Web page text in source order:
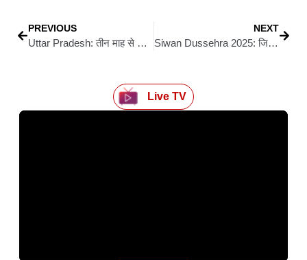
PREVIOUS
Uttar Pradesh: तीन माह से गोरखपुर अस्पताल में भर्ती ‘लावारिश’ को मिले अपने – पटना के मतौली थाना क्षेत्र का निकला निवासी
NEXT
Siwan Dussehra 2025: जिला प्रशासन का फ्लैग मार्च : दशहरा में शांति और सुरक्षा को लेकर तैयारियां पूरी
Live TV